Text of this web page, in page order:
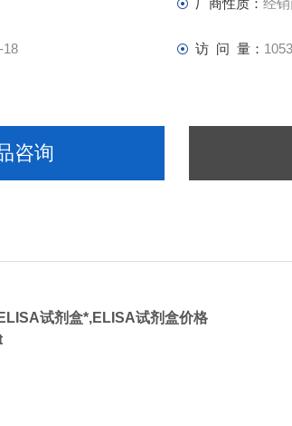
厂商性质： 经
18 访 问 量： 1053
咨询
ELISA试剂盒*,ELISA试剂盒价格
kit